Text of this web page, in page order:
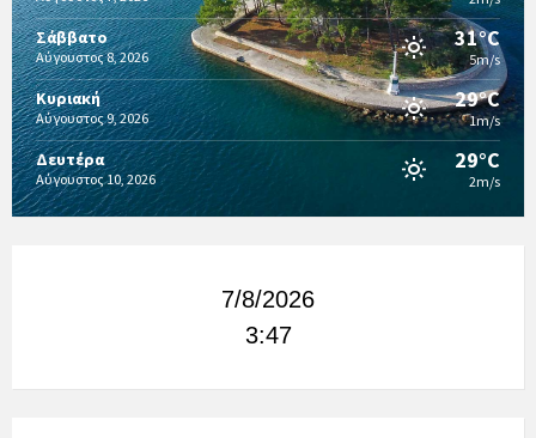
Σάββατο
Αύγουστος 8, 2026
31°C
5m/s
Κυριακή
Αύγουστος 9, 2026
29°C
1m/s
Δευτέρα
Αύγουστος 10, 2026
29°C
2m/s
7/8/2026
3:47